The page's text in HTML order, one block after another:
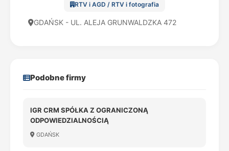
RTV i AGD / RTV i fotografia
GDAŃSK - UL. ALEJA GRUNWALDZKA 472
Podobne firmy
IGR CRM SPÓŁKA Z OGRANICZONĄ
ODPOWIEDZIALNOŚCIĄ
GDAŃSK